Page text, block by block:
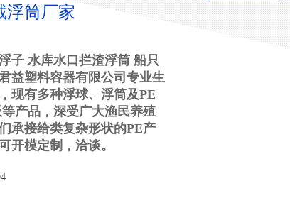
浮筒厂家
子 水库水口拦渣浮筒 船只
益塑料容器有限公司专业生
现有多种浮球、浮筒及PE
产品，深受广大渔民养殖
承接给类复杂形状的PE产
开模定制，洽谈。